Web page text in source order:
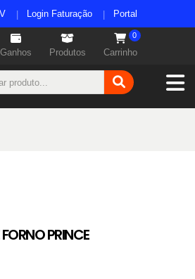
Login Faturação Portal
Ganhos Produtos Carrinho
0
PRINCE